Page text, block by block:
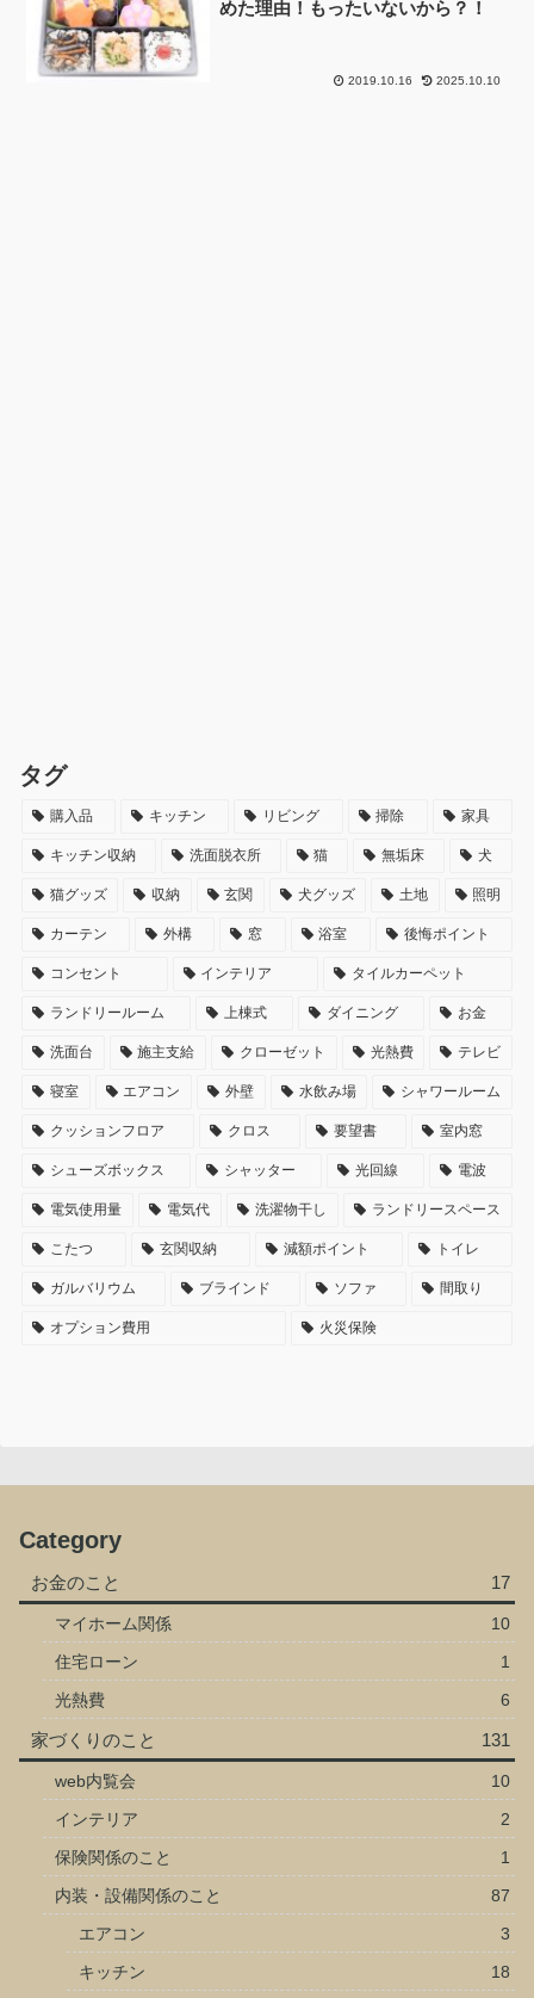
めた理由！もったいないから？！
2019.10.16 2025.10.10
タグ
購入品 キッチン リビング 掃除 家具
キッチン収納 洗面脱衣所 猫 無垢床 犬
猫グッズ 収納 玄関 犬グッズ 土地 照明
カーテン 外構 窓 浴室 後悔ポイント
コンセント インテリア タイルカーペット
ランドリールーム 上棟式 ダイニング お金
洗面台 施主支給 クローゼット 光熱費 テレビ
寝室 エアコン 外壁 水飲み場 シャワールーム
クッションフロア クロス 要望書 室内窓
シューズボックス シャッター 光回線 電波
電気使用量 電気代 洗濯物干し ランドリースペース
こたつ 玄関収納 減額ポイント トイレ
ガルバリウム ブラインド ソファ 間取り
オプション費用 火災保険
Category
お金のこと 17
マイホーム関係
10
住宅ローン
1
光熱費
6
家づくりのこと 131
web内覧会
10
インテリア
2
保険関係のこと
1
内装・設備関係のこと
87
エアコン
3
キッチン
18